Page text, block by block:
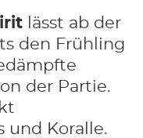
lässt ab der
den Frühling
der Partie.
und Koralle.